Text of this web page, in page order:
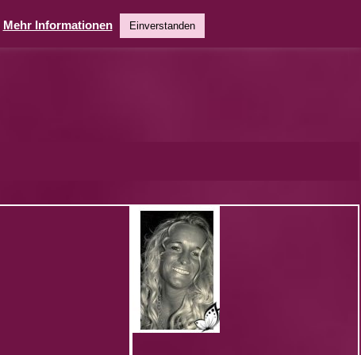
Mehr Informationen Einverstanden